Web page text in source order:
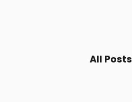
All Posts